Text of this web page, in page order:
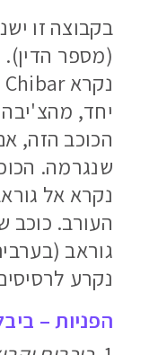
בקבוצה זו
(מספר הדין).
יחד,
הכוכב הזה,
שנגרמה.
נקרא אל
העורב. כוכב
גוראב
נקרע
הפניות –